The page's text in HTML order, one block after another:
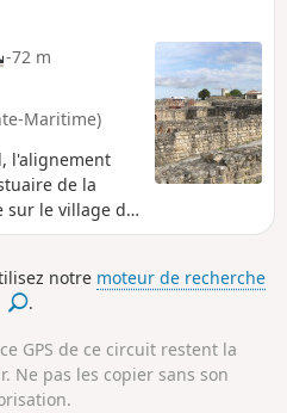
-72 m
Maritime)
l'alignement
de la
sur le village de
son
qui était
l'estuaire de la
majeur.
notre moteur de recherche
.
GPS de ce circuit restent la
Ne pas les copier sans son